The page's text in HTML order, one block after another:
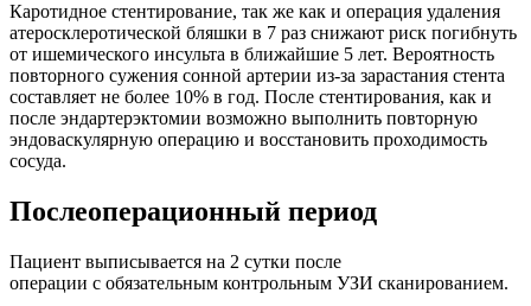
Каротидное стентирование, так же как и операция удаления
атеросклеротической бляшки в 7 раз снижают риск погибнуть
от ишемического инсульта в ближайшие 5 лет. Вероятность
повторного сужения сонной артерии из-за зарастания стента
составляет не более 10% в год. После стентирования, как и
после эндартерэктомии возможно выполнить повторную
эндоваскулярную операцию и восстановить проходимость
сосуда.
Послеоперационный период
Пациент выписывается на 2 сутки после
операции с обязательным контрольным УЗИ сканированием.